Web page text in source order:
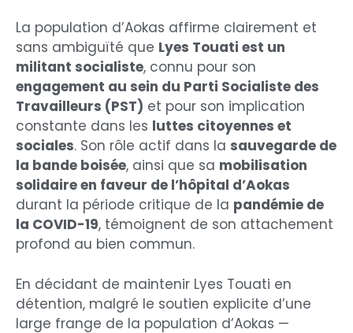
La population d’Aokas affirme clairement et
sans ambiguïté que Lyes Touati est un
militant socialiste, connu pour son
engagement au sein du Parti Socialiste des
Travailleurs (PST) et pour son implication
constante dans les luttes citoyennes et
sociales. Son rôle actif dans la sauvegarde de
la bande boisée, ainsi que sa mobilisation
solidaire en faveur de l’hôpital d’Aokas
durant la période critique de la pandémie de
la COVID-19, témoignent de son attachement
profond au bien commun.
En décidant de maintenir Lyes Touati en
détention, malgré le soutien explicite d’une
large frange de la population d’Aokas —